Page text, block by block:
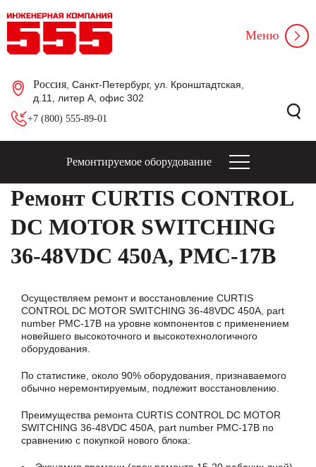
Россия , Санкт-Петербург, ул. Кронштадтская,
д.11, литер А, офис 302
+7 (800) 555-89-01
Меню
Ремонтируемое оборудование
Ремонт CURTIS CONTROL
DC MOTOR SWITCHING
36-48VDC 450A, PMC-17B
Осуществляем ремонт и восстановление CURTIS
CONTROL DC MOTOR SWITCHING 36-48VDC 450A, part
number PMC-17B на уровне компонентов с применением
новейшего высокоточного и высокотехнологичного
оборудования.
По статистике, около 90% оборудования, признаваемого
обычно неремонтируемым, подлежит восстановлению.
Преимущества ремонта CURTIS CONTROL DC MOTOR
SWITCHING 36-48VDC 450A, part number PMC-17B по
сравнению с покупкой нового блока: